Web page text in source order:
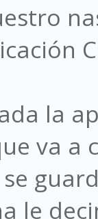
la
va a
le